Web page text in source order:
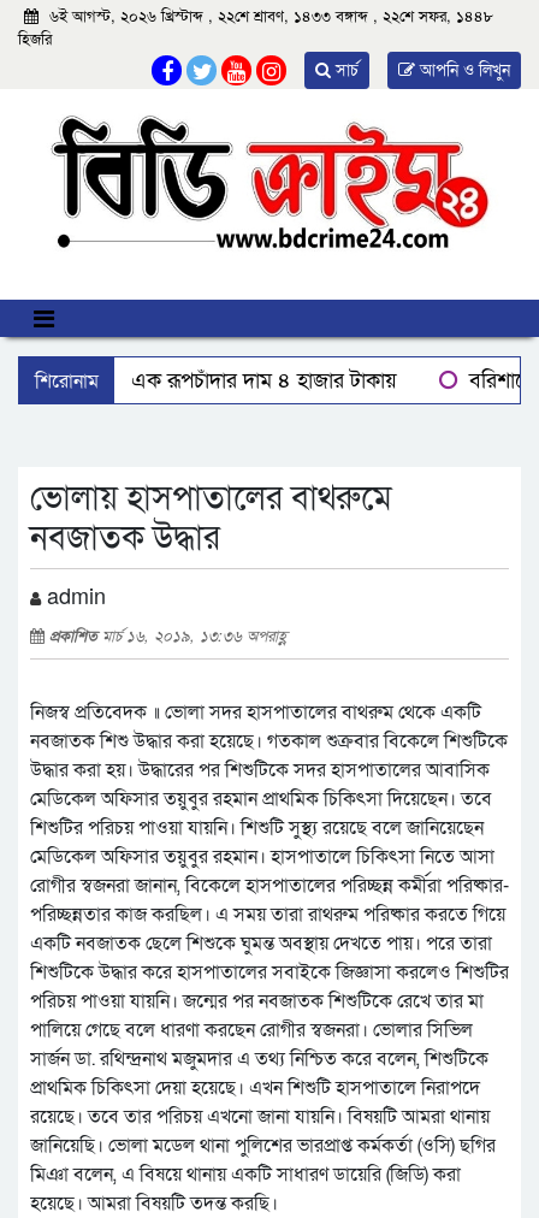
৬ই আগস্ট, ২০২৬ খ্রিস্টাব্দ , ২২শে শ্রাবণ, ১৪৩৩ বঙ্গাব্দ , ২২শে সফর, ১৪৪৮
হিজরি
আপনি ও লিখুন
সার্চ
শিরোনাম
বঙ্গোপসাগরের এক রূপচাঁদার দাম ৪ হাজার টাকায়
ভোলায় হাসপাতালের বাথরুমে
নবজাতক উদ্ধার
admin
প্রকাশিতমার্চ ১৬, ২০১৯, ১৩:৩৬ অপরাহ্ণ
নিজস্ব প্রতিবেদক ॥ ভোলা সদর হাসপাতালের বাথরুম থেকে একটি
নবজাতক শিশু উদ্ধার করা হয়েছে। গতকাল শুক্রবার বিকেলে শিশুটিকে
উদ্ধার করা হয়। উদ্ধারের পর শিশুটিকে সদর হাসপাতালের আবাসিক
মেডিকেল অফিসার তয়ুবুর রহমান প্রাথমিক চিকিৎসা দিয়েছেন। তবে
শিশুটির পরিচয় পাওয়া যায়নি। শিশুটি সুস্থ্য রয়েছে বলে জানিয়েছেন
মেডিকেল অফিসার তয়ুবুর রহমান। হাসপাতালে চিকিৎসা নিতে আসা
রোগীর স্বজনরা জানান, বিকেলে হাসপাতালের পরিচ্ছন্ন কর্মীরা পরিষ্কার-
পরিচ্ছন্নতার কাজ করছিল। এ সময় তারা রাথরুম পরিষ্কার করতে গিয়ে
একটি নবজাতক ছেলে শিশুকে ঘুমন্ত অবস্থায় দেখতে পায়। পরে তারা
শিশুটিকে উদ্ধার করে হাসপাতালের সবাইকে জিজ্ঞাসা করলেও শিশুটির
পরিচয় পাওয়া যায়নি। জন্মের পর নবজাতক শিশুটিকে রেখে তার মা
পালিয়ে গেছে বলে ধারণা করছেন রোগীর স্বজনরা। ভোলার সিভিল
সার্জন ডা. রথিন্দ্রনাথ মজুমদার এ তথ্য নিশ্চিত করে বলেন, শিশুটিকে
প্রাথমিক চিকিৎসা দেয়া হয়েছে। এখন শিশুটি হাসপাতালে নিরাপদে
রয়েছে। তবে তার পরিচয় এখনো জানা যায়নি। বিষয়টি আমরা থানায়
জানিয়েছি। ভোলা মডেল থানা পুলিশের ভারপ্রাপ্ত কর্মকর্তা (ওসি) ছগির
মিঞা বলেন, এ বিষয়ে থানায় একটি সাধারণ ডায়েরি (জিডি) করা
হয়েছে। আমরা বিষয়টি তদন্ত করছি।